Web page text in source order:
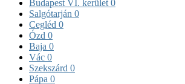
Budapest VI. kerület 0
Salgótarján 0
Cegléd 0
Ózd 0
Baja 0
Vác 0
Szekszárd 0
Pápa 0